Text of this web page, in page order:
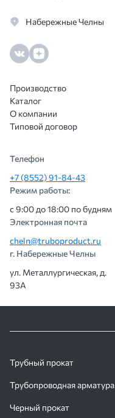
Набережные Челны
Производство
Каталог
О компании
Типовой договор
Телефон
+7 (8552) 91-84-43
Режим работы:
с 9:00 до 18:00 по будням
Электронная почта
cheln@truboproduct.ru
г. Набережные Челны
ул. Металлургическая, д.
93А
Трубный прокат
Трубопроводная арматура
Черный прокат